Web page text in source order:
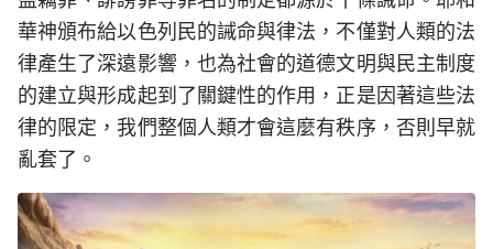
華神頒布給以色列民的誡命與律法，不僅對人類的法
律產生了深遠影響，也為社會的道德文明與民主制度
的建立與形成起到了關鍵性的作用，正是因著這些法
律的限定，我們整個人類才會這麼有秩序，否則早就
亂套了。